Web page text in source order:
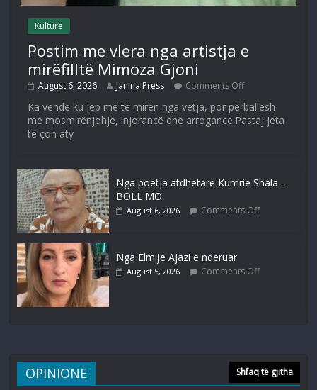
Kulturë
Postim me vlera nga artistja e
mirëfilltë Mimoza Gjoni
August 6, 2026 Janina Press Comments Off
Ka vende ku jep më të mirën nga vetja, por përballesh
me mosmirënjohje, injorancë dhe arrogancë.Pastaj jeta
të çon aty
Nga poetja atdhetare Kumrie Shala -
BOLL MO
August 6, 2026 Comments Off
Nga Elmije Ajazi e nderuar
August 5, 2026 Comments Off
OPINIONE Shfaq të gjitha